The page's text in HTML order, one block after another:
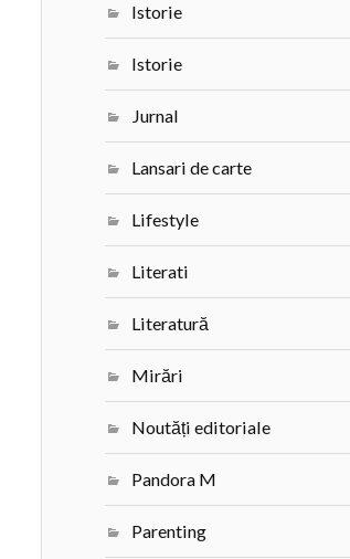
Istorie
Istorie
Jurnal
Lansari de carte
Lifestyle
Literati
Literatură
Mirări
Noutăți editoriale
Pandora M
Parenting